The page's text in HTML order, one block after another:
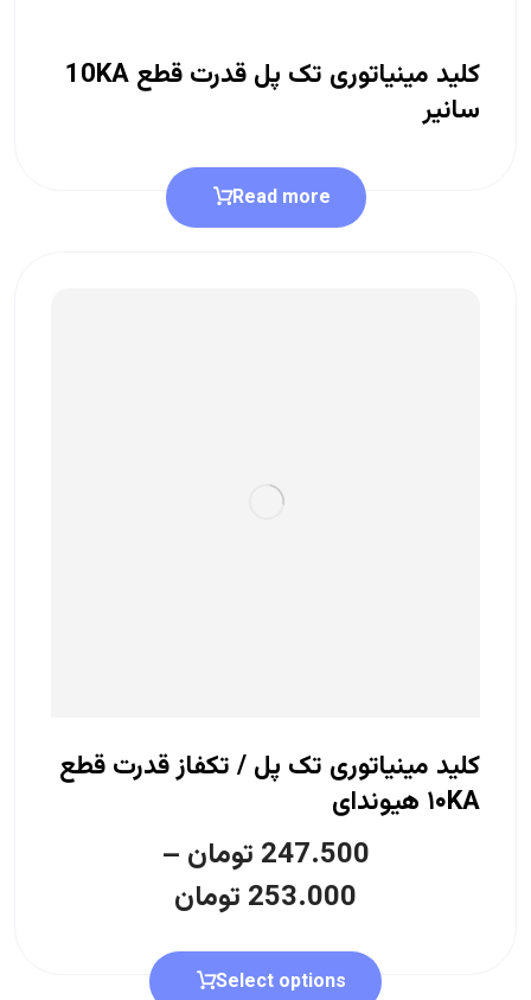
کلید مینیاتوری تک پل قدرت قطع 10KA
سانیر
Read more
کلید مینیاتوری تک پل / تکفاز قدرت قطع
۱۰KA هیوندای
247.500 تومان –
253.000 تومان
Select options